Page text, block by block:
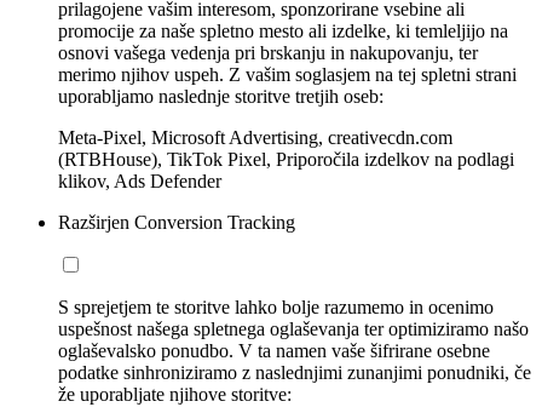
prilagojene vašim interesom, sponzorirane vsebine ali
promocije za naše spletno mesto ali izdelke, ki temleljijo na
osnovi vašega vedenja pri brskanju in nakupovanju, ter
merimo njihov uspeh. Z vašim soglasjem na tej spletni strani
uporabljamo naslednje storitve tretjih oseb:
Meta-Pixel, Microsoft Advertising, creativecdn.com
(RTBHouse), TikTok Pixel, Priporočila izdelkov na podlagi
klikov, Ads Defender
Razširjen Conversion Tracking
S sprejetjem te storitve lahko bolje razumemo in ocenimo
uspešnost našega spletnega oglaševanja ter optimiziramo našo
oglaševalsko ponudbo. V ta namen vaše šifrirane osebne
podatke sinhroniziramo z naslednjimi zunanjimi ponudniki, če
že uporabljate njihove storitve: